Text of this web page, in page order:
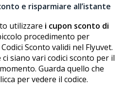
e risparmiare all’istante
utilizzare i cupon sconto di
procedimento per
Sconto validi nel Flyuvet.
ci siano vari codici sconto per il
Guarda quello che
per vedere il codice.